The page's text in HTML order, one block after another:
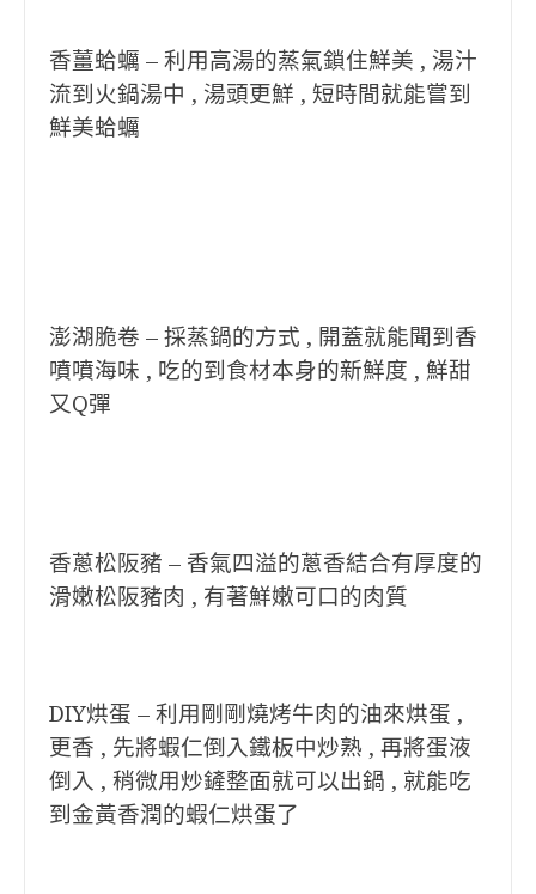
香薑蛤蠣 – 利用高湯的蒸氣鎖住鮮美 , 湯汁
流到火鍋湯中 , 湯頭更鮮 , 短時間就能嘗到
鮮美蛤蠣
澎湖脆卷 – 採蒸鍋的方式 , 開蓋就能聞到香
噴噴海味 , 吃的到食材本身的新鮮度 , 鮮甜
又Q彈
香蔥松阪豬 – 香氣四溢的蔥香結合有厚度的
滑嫩松阪豬肉 , 有著鮮嫩可口的肉質
DIY烘蛋 – 利用剛剛燒烤牛肉的油來烘蛋 ,
更香 , 先將蝦仁倒入鐵板中炒熟 , 再將蛋液
倒入 , 稍微用炒鏟整面就可以出鍋 , 就能吃
到金黃香潤的蝦仁烘蛋了